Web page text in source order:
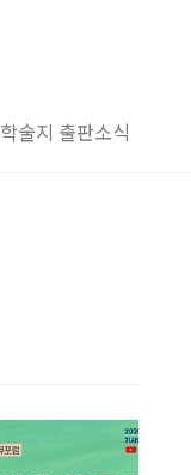
학술지 출판소식